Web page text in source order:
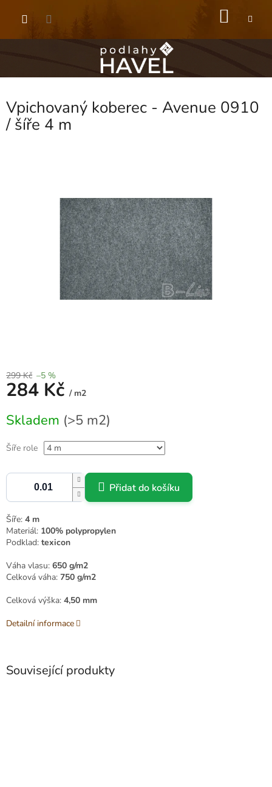
Vpichovaný koberec - Avenue 0910
/ šíře 4 m
299 Kč –5 %
284 Kč / m2
cena:
Skladem (>5 m2)
Šíře role
Přidat do košíku
Šíře: 4 m
Materiál: 100% polypropylen
Podklad: texicon
Váha vlasu: 650 g/m2
Celková váha: 750 g/m2
Celková výška: 4,50 mm
Detailní informace
Související produkty